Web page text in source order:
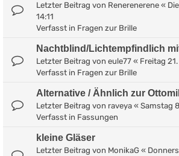
Letzter Beitrag von Renerenerene «
14:11
Verfasst in Fragen zur Brille
Nachtblind/Lichtempfindlich
Letzter Beitrag von eule77 « Freitag
Verfasst in Fragen zur Brille
Alternative / Ähnlich zur
Letzter Beitrag von raveya « Samstag
Verfasst in Fassungen
kleine Gläser
Letzter Beitrag von MonikaG «